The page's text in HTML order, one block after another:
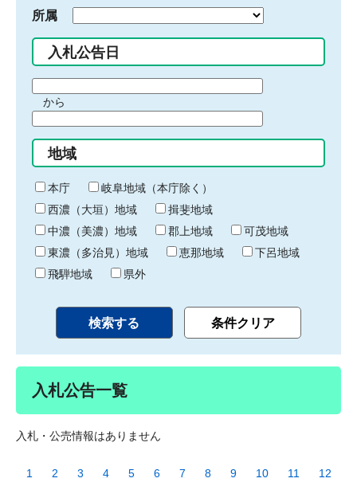
所属
入札公告日
間
始
り
から
間
終
わ
り
地域
本庁
岐阜地域（本庁除く）
西濃（大垣）地域
揖斐地域
中濃（美濃）地域
郡上地域
可茂地域
東濃（多治見）地域
恵那地域
下呂地域
飛騨地域
県外
入札公告一覧
入札・公売情報はありません
1 2 3 4 5 6 7 8 9 10 11
12